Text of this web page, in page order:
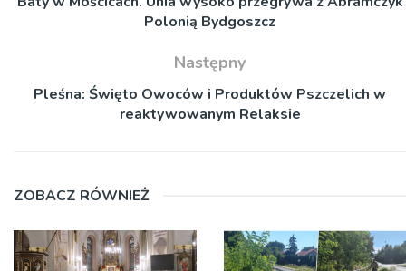
Polonią Bydgoszcz
Następny
Pleśna: Święto Owoców i Produktów Pszczelich w
reaktywowanym Relaksie
ZOBACZ RÓWNIEŻ